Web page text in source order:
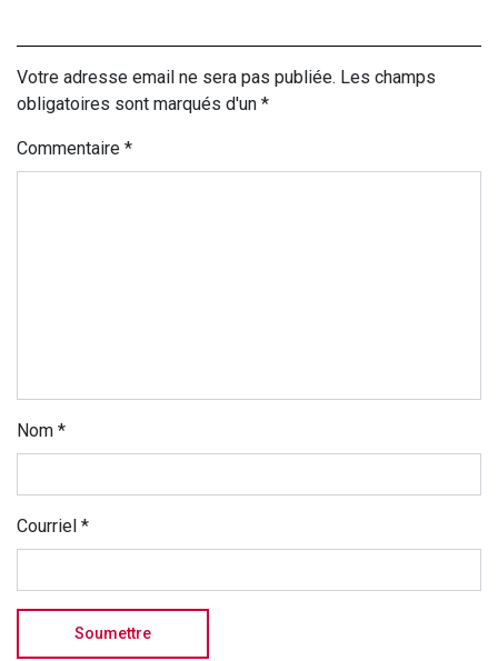
Votre adresse email ne sera pas publiée. Les champs
obligatoires sont marqués d'un *
Commentaire *
Nom *
Courriel *